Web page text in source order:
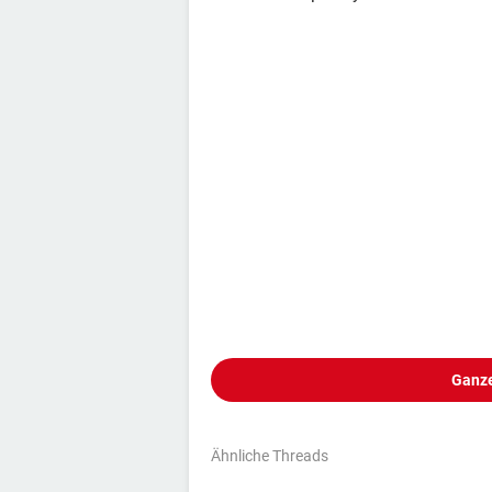
Ähnliche Threads